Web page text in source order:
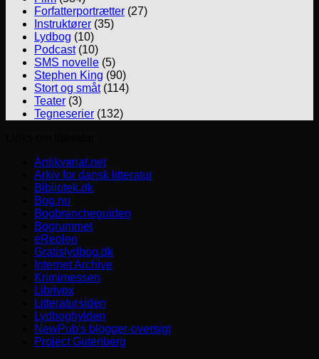
Forfatterportrætter (27)
Instruktører (35)
Lydbog (10)
Podcast(10)
SMS novelle (5)
Stephen King (90)
Stort og småt(114)
Teater (3)
Tegneserier (132)
Antikvariat.net
Arkiv for dansk litteratur
Bibliotek.dk
Bog.nu
Bogbrancheguiden
Bogrummet
eReolen
Gratislydbog.dk
Internet Archive
Krimimessen
Librivox
Litteratursiden
Lydboghylden
NewPub's blogger-oversigt
Project Gutenberg